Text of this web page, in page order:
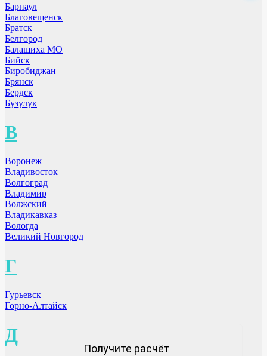
Барнаул
Благовещенск
Братск
Белгород
Балашиха МО
Бийск
Биробиджан
Брянск
Бердск
Бузулук
В
Воронеж
Владивосток
Волгоград
Владимир
Волжский
Владикавказ
Вологда
Великий Новгород
Г
Гурьевск
Горно-Алтайск
Д
Получите расчёт